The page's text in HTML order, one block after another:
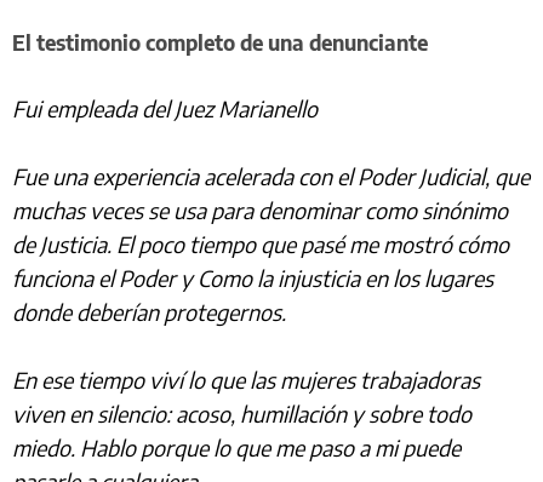
El testimonio completo de una denunciante
Fui empleada del Juez Marianello
Fue una experiencia acelerada con el Poder Judicial, que
muchas veces se usa para denominar como sinónimo
de Justicia. El poco tiempo que pasé me mostró cómo
funciona el Poder y Como la injusticia en los lugares
donde deberían protegernos.
En ese tiempo viví lo que las mujeres trabajadoras
viven en silencio: acoso, humillación y sobre todo
miedo. Hablo porque lo que me paso a mi puede